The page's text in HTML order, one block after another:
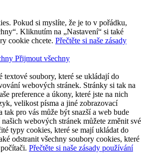
Pokud si myslíte, že je to v pořádku,
Kliknutím na „Nastavení“ si také
cookie chcete. Přečtěte si naše zásady
Přijmout všechny
textové soubory, které se ukládají do
webových stránek. Stránky si tak na
preference a úkony, které jste na nich
velikost písma a jiné zobrazovací
tak pro vás může být snazší a web bude
webových stránek můžete změnit své
typy cookies, které se mají ukládat do
odstranit všechny soubory cookies, které
Přečtěte si naše zásady používání